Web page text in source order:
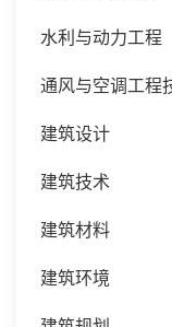
水利与动力工程
通风与空调工程
建筑设计
建筑技术
建筑材料
建筑环境